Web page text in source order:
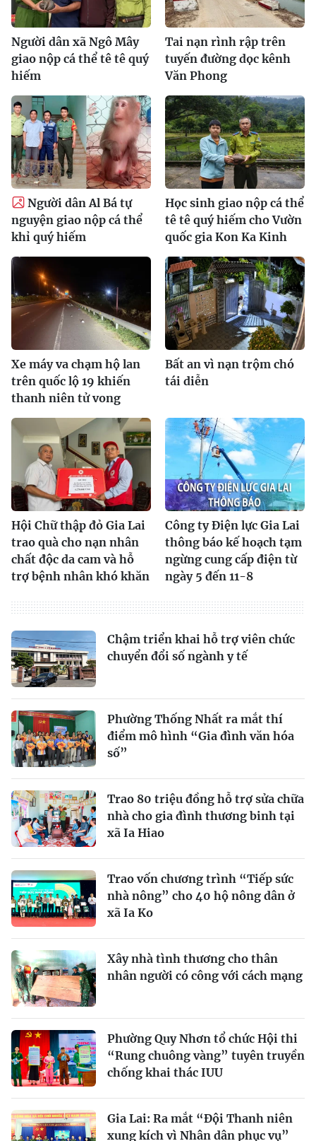
Người dân xã Ngô Mây
giao nộp cá thể tê tê quý
hiếm
Tai nạn rình rập trên
tuyến đường dọc kênh
Văn Phong
Người dân Al Bá tự
nguyện giao nộp cá thể
khỉ quý hiếm
Học sinh giao nộp cá thể
tê tê quý hiếm cho Vườn
quốc gia Kon Ka Kinh
Xe máy va chạm hộ lan
trên quốc lộ 19 khiến
thanh niên tử vong
Bất an vì nạn trộm chó
tái diễn
Hội Chữ thập đỏ Gia Lai
trao quà cho nạn nhân
chất độc da cam và hỗ
trợ bệnh nhân khó khăn
Công ty Điện lực Gia Lai
thông báo kế hoạch tạm
ngừng cung cấp điện từ
ngày 5 đến 11-8
Chậm triển khai hỗ trợ viên chức
chuyển đổi số ngành y tế
Phường Thống Nhất ra mắt thí
điểm mô hình “Gia đình văn hóa
số”
Trao 80 triệu đồng hỗ trợ sửa chữa
nhà cho gia đình thương binh tại
xã Ia Hiao
Trao vốn chương trình “Tiếp sức
nhà nông” cho 40 hộ nông dân ở
xã Ia Ko
Xây nhà tình thương cho thân
nhân người có công với cách mạng
Phường Quy Nhơn tổ chức Hội thi
“Rung chuông vàng” tuyên truyền
chống khai thác IUU
Gia Lai: Ra mắt “Đội Thanh niên
xung kích vì Nhân dân phục vụ”